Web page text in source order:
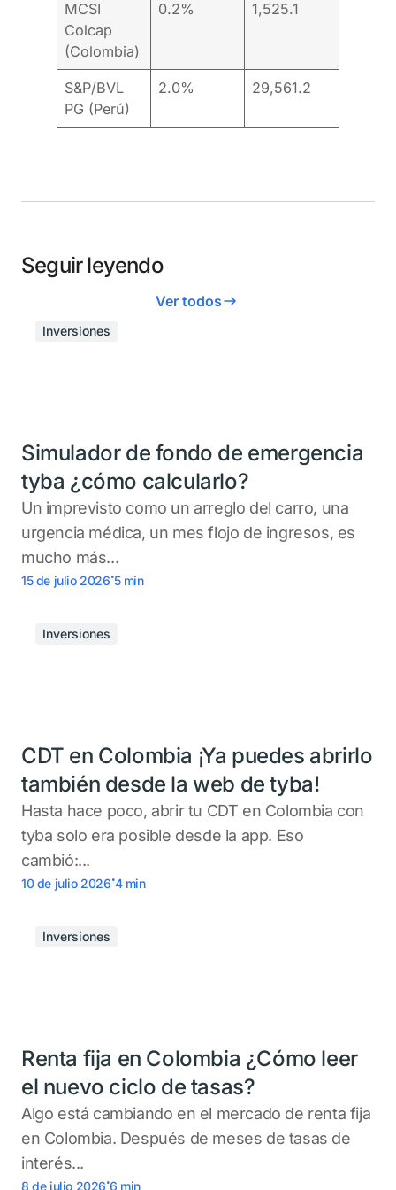
MCSI
Colcap
(Colombia)
0.2% 1,525.1
S&P/BVL
PG (Perú)
2.0% 29,561.2
Seguir leyendo
Ver todos
Inversiones
Simulador de fondo de emergencia
tyba ¿cómo calcularlo?
Un imprevisto como un arreglo del carro, una
urgencia médica, un mes flojo de ingresos, es
mucho más...
15 de julio 2026.5 min
Inversiones
CDT en Colombia ¡Ya puedes abrirlo
también desde la web de tyba!
Hasta hace poco, abrir tu CDT en Colombia con
tyba solo era posible desde la app. Eso
cambió:...
10 de julio 2026.4 min
Inversiones
Renta fija en Colombia ¿Cómo leer
el nuevo ciclo de tasas?
Algo está cambiando en el mercado de renta fija
en Colombia. Después de meses de tasas de
interés...
8 de julio 2026.6 min